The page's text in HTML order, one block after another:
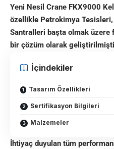
Yeni Nesil Crane FKX9000
özellikle Petrokimya
Santralleri başta olmak üzere
bir çözüm olarak
İçindekiler
Tasarım Özellikleri
Sertifikasyon Bilgileri
Malzemeler
İhtiyaç duyulan tüm